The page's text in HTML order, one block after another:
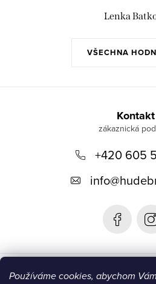
Používáme cookies, abychom
VŠECHNA
Lenka
Kontakt
+420 605
info@
Informace